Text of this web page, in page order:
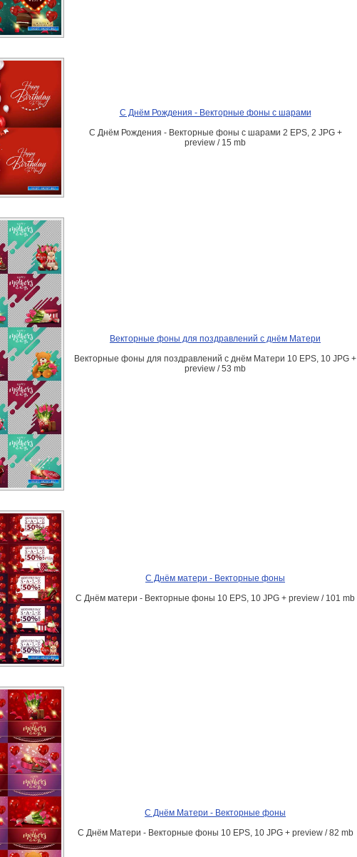
С Днём Рождения - Векторные фоны с шарами
С Днём Рождения - Векторные фоны с шарами 2 EPS, 2 JPG +
preview / 15 mb
Векторные фоны для поздравлений с днём Матери
Векторные фоны для поздравлений с днём Матери 10 EPS, 10 JPG +
preview / 53 mb
С Днём матери - Векторные фоны
С Днём матери - Векторные фоны 10 EPS, 10 JPG + preview / 101 mb
С Днём Матери - Векторные фоны
С Днём Матери - Векторные фоны 10 EPS, 10 JPG + preview / 82 mb